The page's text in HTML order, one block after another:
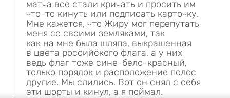
матча все стали кричать и просить им
что-то кинуть или подписать карточку.
Мне кажется, что Жиру мог перепутать
меня со своими земляками, так
как на мне была шляпа, выкрашенная
в цвета российского флага, а у них
ведь флаг тоже сине-бело-красный,
только порядок и расположение полос
другие. Мы слились. Вот он снял с себя
эти шорты и кинул, а я поймал.